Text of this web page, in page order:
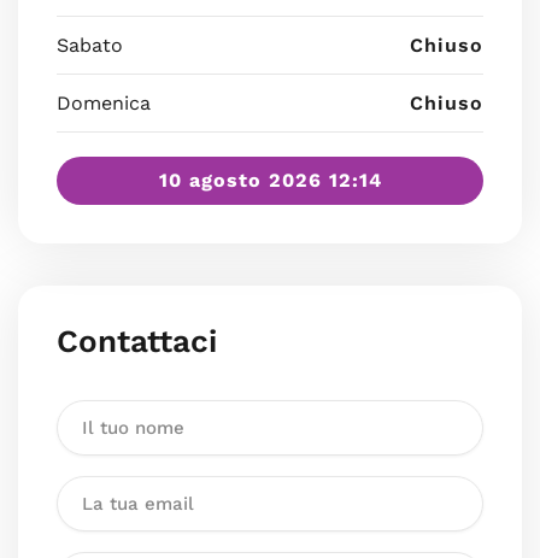
Sabato Chiuso
Domenica Chiuso
10 agosto 2026 12:14
Contattaci